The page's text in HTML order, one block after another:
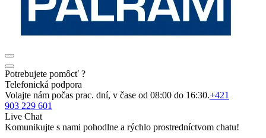
Potrebujete pomôcť ?
Telefonická podpora
Volajte nám počas prac. dní, v čase od 08:00 do 16:30.+421
903 229 601
Live Chat
Komunikujte s nami pohodlne a rýchlo prostredníctvom chatu!